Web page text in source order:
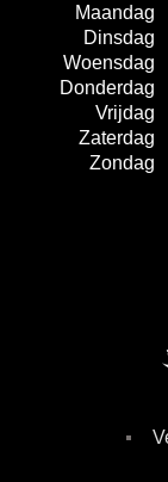
Maandag
Dinsdag
Woensdag
Donderdag
Vrijdag
Zaterdag
Zondag